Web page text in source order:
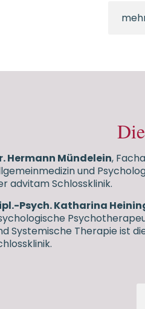
Hermann Mündelein,
und
advitam Schlossklinik.
Psych. Katharina
Systemische Therapie ist